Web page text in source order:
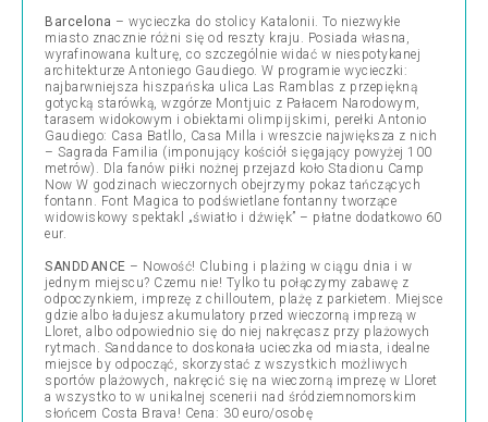
Barcelona – wycieczka do stolicy Katalonii. To niezwykłe
miasto znacznie różni się od reszty kraju. Posiada własna,
wyrafinowana kulturę, co szczególnie widać w niespotykanej
architekturze Antoniego Gaudiego. W programie wycieczki:
najbarwniejsza hiszpańska ulica Las Ramblas z przepiękną
gotycką starówką, wzgórze Montjuic z Pałacem Narodowym,
tarasem widokowym i obiektami olimpijskimi, perełki Antonio
Gaudiego: Casa Batllo, Casa Milla i wreszcie największa z nich
– Sagrada Familia (imponujący kościół sięgający powyżej 100
metrów). Dla fanów piłki nożnej przejazd koło Stadionu Camp
Now W godzinach wieczornych obejrzymy pokaz tańczących
fontann. Font Magica to podświetlane fontanny tworzące
widowiskowy spektakl „światło i dźwięk” – płatne dodatkowo 60
eur.
SANDDANCE – Nowość! Clubing i plażing w ciągu dnia i w
jednym miejscu? Czemu nie! Tylko tu połączymy zabawę z
odpoczynkiem, imprezę z chilloutem, plażę z parkietem. Miejsce
gdzie albo ładujesz akumulatory przed wieczorną imprezą w
Lloret, albo odpowiednio się do niej nakręcasz przy plażowych
rytmach. Sanddance to doskonała ucieczka od miasta, idealne
miejsce by odpocząć, skorzystać z wszystkich możliwych
sportów plażowych, nakręcić się na wieczorną imprezę w Lloret
a wszystko to w unikalnej scenerii nad śródziemnomorskim
słońcem Costa Brava! Cena: 30 euro/osobę